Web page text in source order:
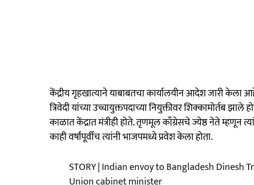
केंद्रीय गृहखात्याने याबाबतचा कार्यालयीन आदेश जारी केला
त्रिवेदी यांच्या उच्चायुक्तपदाच्या नियुक्तीवर शिक्कामोर्तब
काळात केंद्रात मंत्रीही होते. तृणमूल काँग्रेसचे ज्येष्ठ नेते म्हणून
काही वर्षांपूर्वीच त्यांनी भाजपमध्ये प्रवेश केला होता.
STORY | Indian envoy to Bangladesh
Union cabinet minister